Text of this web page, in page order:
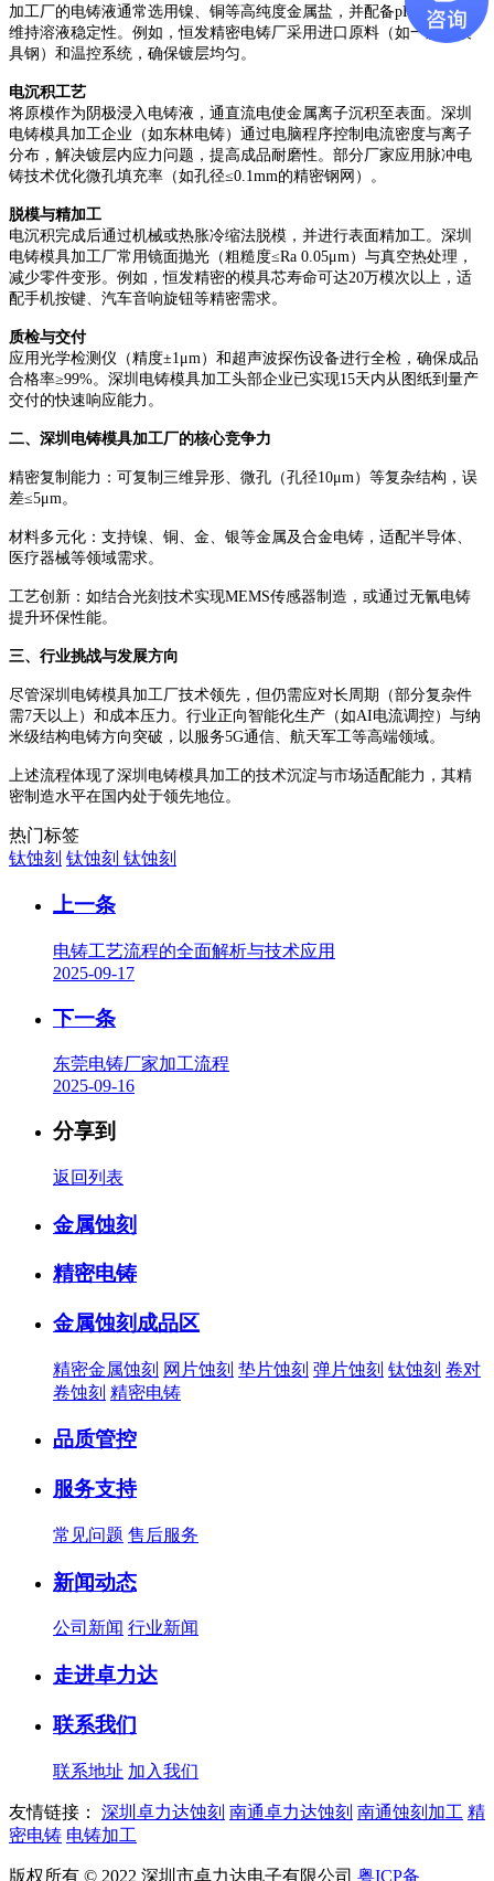
加工厂的电铸液通常选用镍、铜等高纯度金属盐，并配备pH调节装置
维持溶液稳定性。例如，恒发精密电铸厂采用进口原料（如一胜百模
具钢）和温控系统，确保镀层均匀。
电沉积工艺
将原模作为阴极浸入电铸液，通直流电使金属离子沉积至表面。深圳
电铸模具加工企业（如东林电铸）通过电脑程序控制电流密度与离子
分布，解决镀层内应力问题，提高成品耐磨性。部分厂家应用脉冲电
铸技术优化微孔填充率（如孔径≤0.1mm的精密钢网）。
脱模与精加工
电沉积完成后通过机械或热胀冷缩法脱模，并进行表面精加工。深圳
电铸模具加工厂常用镜面抛光（粗糙度≤Ra 0.05μm）与真空热处理，
减少零件变形。例如，恒发精密的模具芯寿命可达20万模次以上，适
配手机按键、汽车音响旋钮等精密需求。
质检与交付
应用光学检测仪（精度±1μm）和超声波探伤设备进行全检，确保成品
合格率≥99%。深圳电铸模具加工头部企业已实现15天内从图纸到量产
交付的快速响应能力。
二、深圳电铸模具加工厂的核心竞争力
精密复制能力：可复制三维异形、微孔（孔径10μm）等复杂结构，误
差≤5μm。
材料多元化：支持镍、铜、金、银等金属及合金电铸，适配半导体、
医疗器械等领域需求。
工艺创新：如结合光刻技术实现MEMS传感器制造，或通过无氰电铸
提升环保性能。
三、行业挑战与发展方向
尽管深圳电铸模具加工厂技术领先，但仍需应对长周期（部分复杂件
需7天以上）和成本压力。行业正向智能化生产（如AI电流调控）与纳
米级结构电铸方向突破，以服务5G通信、航天军工等高端领域。
上述流程体现了深圳电铸模具加工的技术沉淀与市场适配能力，其精
密制造水平在国内处于领先地位。
热门标签
钛蚀刻 钛蚀刻 钛蚀刻
上一条
电铸工艺流程的全面解析与技术应用
2025-09-17
下一条
东莞电铸厂家加工流程
2025-09-16
分享到
返回列表
金属蚀刻
精密电铸
金属蚀刻成品区
精密金属蚀刻 网片蚀刻 垫片蚀刻 弹片蚀刻 钛蚀刻 卷对
卷蚀刻 精密电铸
品质管控
服务支持
常见问题 售后服务
新闻动态
公司新闻 行业新闻
走进卓力达
联系我们
联系地址 加入我们
友情链接： 深圳卓力达蚀刻 南通卓力达蚀刻 南通蚀刻加工 精
密电铸 电铸加工
版权所有 © 2022 深圳市卓力达电子有限公司 粤ICP备